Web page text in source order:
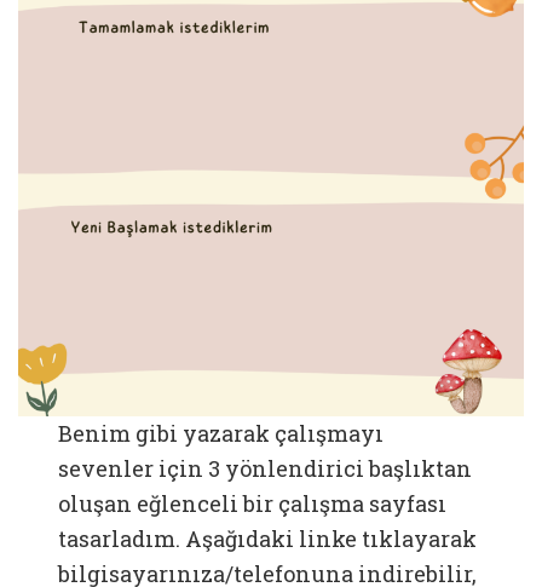
Benim gibi yazarak çalışmayı
sevenler için 3 yönlendirici başlıktan
oluşan eğlenceli bir çalışma sayfası
tasarladım. Aşağıdaki linke tıklayarak
bilgisayarınıza/telefonuna indirebilir,